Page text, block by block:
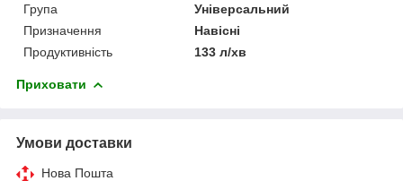
Група
Універсальний
Призначення
Навісні
Продуктивність
133 л/хв
Приховати
Умови доставки
Нова Пошта